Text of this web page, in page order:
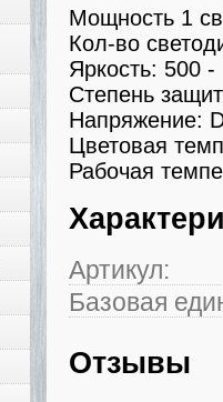
Мощность 1
Кол-во
Яркость: 500 -
Степень
Напряжение:
Цветовая
Рабочая
Артикул:
Базовая
Отзывы